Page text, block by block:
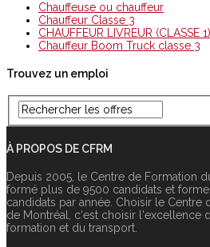
Chauffeuse ou chauffeur
Chauffeur Classe 3
CHAUFFEUR LIVREUR (CLASSE
Chauffeur Boom Truck classe 3
Trouvez un emploi
À PROPOS DE CFRM
Depuis 2005, le Centre de Formation
formé plus de 9500 candidats et
candidats par année. Choisir le Centre
de Montréal, c‘est choisir l‘excellence
formation et du transport.